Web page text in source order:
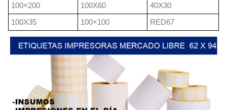
100×200
100X60
40X30
100X35
100×100 RED67